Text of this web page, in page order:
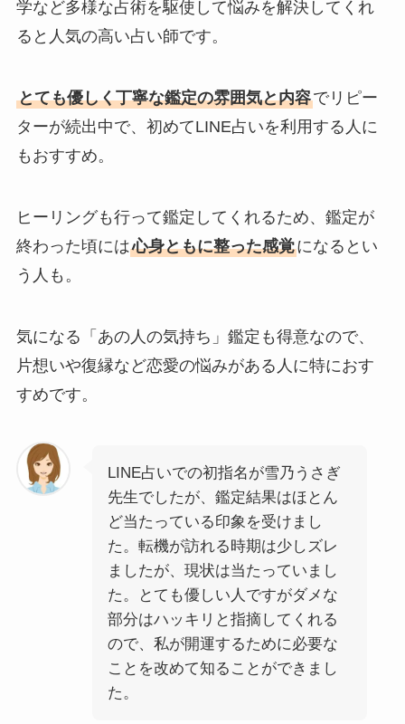
学など多様な占術を駆使して悩みを解決してくれ
ると人気の高い占い師です。
とても優しく丁寧な鑑定の雰囲気と内容でリピー
ターが続出中で、初めてLINE占いを利用する人に
もおすすめ。
ヒーリングも行って鑑定してくれるため、鑑定が
終わった頃には心身ともに整った感覚になるとい
う人も。
気になる「あの人の気持ち」鑑定も得意なので、
片想いや復縁など恋愛の悩みがある人に特におす
すめです。
LINE占いでの初指名が雪乃うさぎ
先生でしたが、鑑定結果はほとん
ど当たっている印象を受けまし
た。転機が訪れる時期は少しズレ
ましたが、現状は当たっていまし
た。とても優しい人ですがダメな
部分はハッキリと指摘してくれる
ので、私が開運するために必要な
ことを改めて知ることができまし
た。